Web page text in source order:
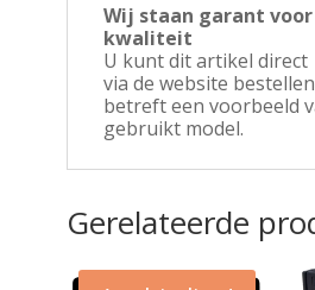
Wij staan garant
kwaliteit
U kunt dit artikel direct
via de website
betreft een voorbeeld
gebruikt model.
Gerelateerde